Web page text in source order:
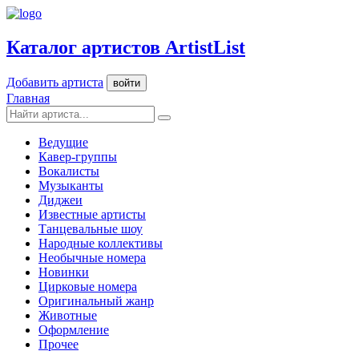
Каталог артистов ArtistList
Добавить артиста войти
Главная
Ведущие
Кавер-группы
Вокалисты
Музыканты
Диджеи
Известные артисты
Танцевальные шоу
Народные коллективы
Необычные номера
Новинки
Цирковые номера
Оригинальный жанр
Животные
Оформление
Прочее